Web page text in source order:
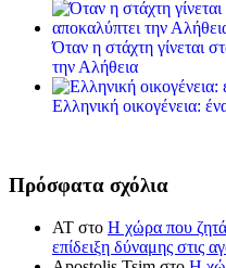
Όταν η στάχτη γίνεται
την Αλήθεια
Ελληνική οικογένεια:
Πρόσφατα σχόλια
ΑΤ στο Η χώρα που ζητά
επίδειξη δύναμης στις